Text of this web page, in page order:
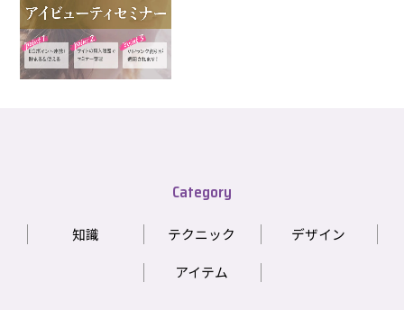
Category
知識 テクニック デザイン
アイテム